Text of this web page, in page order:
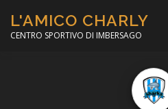
contenuto
L'AMICO CHARLY
CENTRO SPORTIVO DI IMBERSAGO